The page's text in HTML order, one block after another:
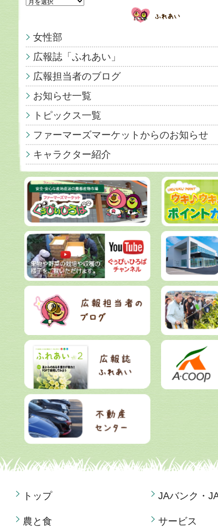
女性部
広報誌「ふれあい」
広報担当者のブログ
お知らせ一覧
トピックス一覧
ファーマーズマーケットからのお知らせ
キャラクター紹介
トップ
農と食
JAバンク・
サービス